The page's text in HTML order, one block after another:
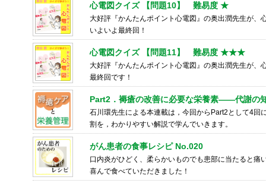
心電図クイズ 【問題10】 難易度 ★
大好評『かんたんポイント心電図』の奥出潤先生が、
いよいよ最終回！
心電図クイズ 【問題11】 難易度 ★★★
大好評『かんたんポイント心電図』の奥出潤先生が、
最終回です！
Part2．褥瘡の改善に必要な栄養素――代謝の
石川環先生による本連載は，今回からPart2として4回
割を，わかりやすい解説で学んでいきます。
がん患者の食事レシピ No.020
口内炎がひどく、柔らかいものでも患部に当たると痛
喜んで食べていただきました！